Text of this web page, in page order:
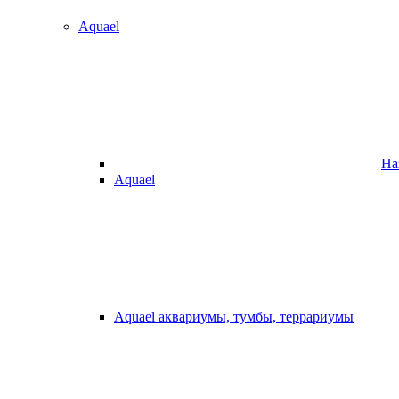
Aquael
Aquael
Aquael аквариумы, тумбы, террариумы